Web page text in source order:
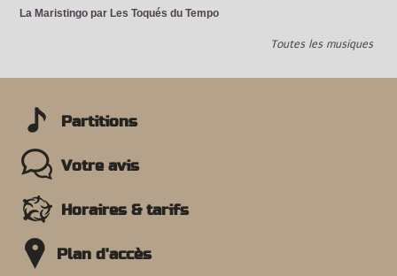
La Maristingo par Les Toqués du Tempo
Toutes les musiques
Partitions
Votre avis
Horaires & tarifs
Plan d'accès